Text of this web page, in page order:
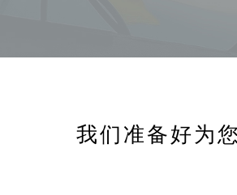
我们准备好为